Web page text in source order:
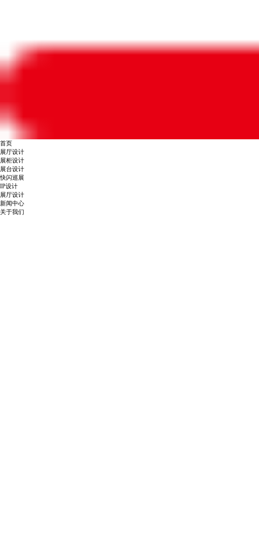
首页
展厅设计
展柜设计
展台设计
快闪巡展
IP设计
展厅设计
新闻中心
关于我们